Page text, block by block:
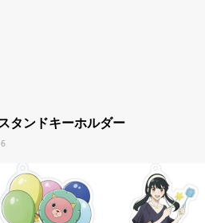
タンドキーホルダー